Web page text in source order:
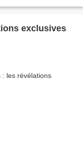
exclusives